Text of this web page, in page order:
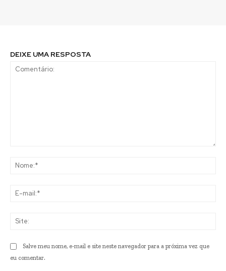
DEIXE UMA RESPOSTA
Salve meu nome, e-mail e site neste navegador para a próxima vez que
eu comentar.